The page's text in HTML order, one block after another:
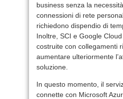
business senza la
connessioni di rete
richiedono dispendio di
Inoltre, SCI e Google
costruite con collegamenti
aumentare ulteriormente
soluzione.
In questo momento, il
connette con Microsoft